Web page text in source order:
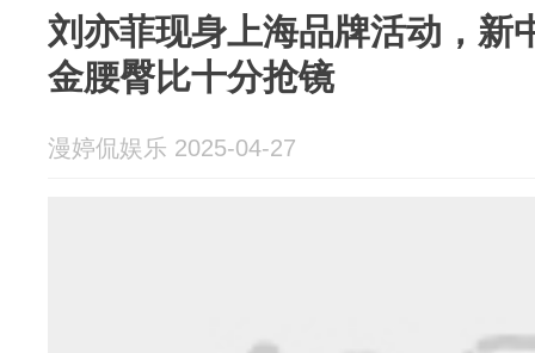
刘亦菲现身上海品牌活动，新
金腰臀比十分抢镜
漫婷侃娱乐 2025-04-27